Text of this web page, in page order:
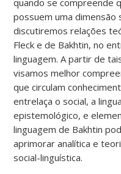
possuem uma dimensão
discutiremos relações
Fleck e de Bakhtin, no
linguagem. A partir de
visamos melhor
que circulam
entrelaça o social, a
epistemológico, e
linguagem de Bakhtin
aprimorar analítica e
social-linguística.